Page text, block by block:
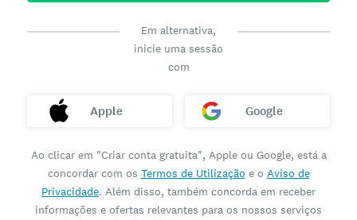
Em alternativa,
inicie uma sessão
com
Apple Google
Ao clicar em "Criar conta gratuita", Apple ou Google, está a
concordar com os Termos de Utilização e o Aviso de
Privacidade. Além disso, também concorda em receber
informações e ofertas relevantes para os nossos serviços